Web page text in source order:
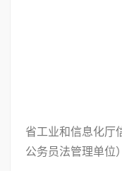
省工业和信息化厅
公务员法管理单位）